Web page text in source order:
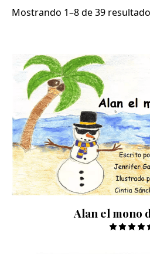
Mostrando 1–8 de 39
Alan el mono